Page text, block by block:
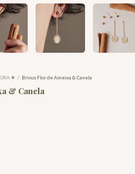
✹ / Brinco Flor de Ameixa & Canela
& Canela